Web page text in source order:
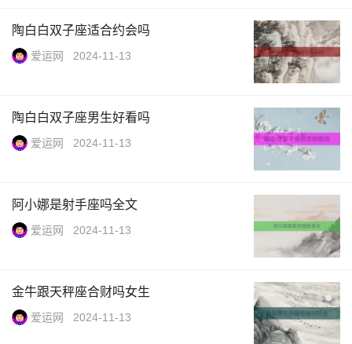
陶白白双子座适合约会吗
爱运网 2024-11-13
陶白白双子座男生好看吗
爱运网 2024-11-13
阿小娜是射手座吗全文
爱运网 2024-11-13
金牛跟天秤座合财吗女生
爱运网 2024-11-13